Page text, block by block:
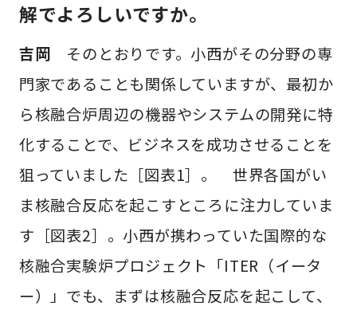
解でよろしいですか。
吉岡 そのとおりです。小西がその分野の専
門家であることも関係していますが、最初か
ら核融合炉周辺の機器やシステムの開発に特
化することで、ビジネスを成功させることを
狙っていました［図表1］。 世界各国がい
ま核融合反応を起こすところに注力していま
す［図表2］。小西が携わっていた国際的な
核融合実験炉プロジェクト「ITER（イータ
ー）」でも、まずは核融合反応を起こして、